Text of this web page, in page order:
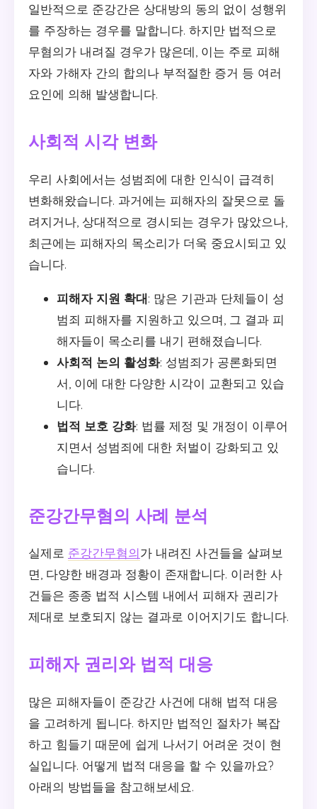
일반적으로 준강간은 상대방의 동의 없이 성행위
를 주장하는 경우를 말합니다. 하지만 법적으로
무혐의가 내려질 경우가 많은데, 이는 주로 피해
자와 가해자 간의 합의나 부적절한 증거 등 여러
요인에 의해 발생합니다.
사회적 시각 변화
우리 사회에서는 성범죄에 대한 인식이 급격히
변화해왔습니다. 과거에는 피해자의 잘못으로 돌
려지거나, 상대적으로 경시되는 경우가 많았으나,
최근에는 피해자의 목소리가 더욱 중요시되고 있
습니다.
피해자 지원 확대: 많은 기관과 단체들이 성
범죄 피해자를 지원하고 있으며, 그 결과 피
해자들이 목소리를 내기 편해졌습니다.
사회적 논의 활성화: 성범죄가 공론화되면
서, 이에 대한 다양한 시각이 교환되고 있습
니다.
법적 보호 강화: 법률 제정 및 개정이 이루어
지면서 성범죄에 대한 처벌이 강화되고 있
습니다.
준강간무혐의 사례 분석
실제로 준강간무혐의가 내려진 사건들을 살펴보
면, 다양한 배경과 정황이 존재합니다. 이러한 사
건들은 종종 법적 시스템 내에서 피해자 권리가
제대로 보호되지 않는 결과로 이어지기도 합니다.
피해자 권리와 법적 대응
많은 피해자들이 준강간 사건에 대해 법적 대응
을 고려하게 됩니다. 하지만 법적인 절차가 복잡
하고 힘들기 때문에 쉽게 나서기 어려운 것이 현
실입니다. 어떻게 법적 대응을 할 수 있을까요?
아래의 방법들을 참고해보세요.